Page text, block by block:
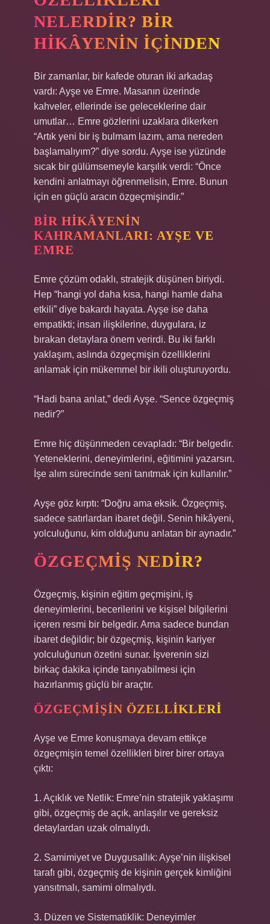
NELERDIR? BIR
HIKÂYENIN İÇINDEN
Bir zamanlar, bir kafede oturan iki arkadaş
vardı: Ayşe ve Emre. Masanın üzerinde
kahveler, ellerinde ise geleceklerine dair
umutlar… Emre gözlerini uzaklara dikerken
“Artık yeni bir iş bulmam lazım, ama nereden
başlamalıyım?” diye sordu. Ayşe ise yüzünde
sıcak bir gülümsemeyle karşılık verdi: “Önce
kendini anlatmayı öğrenmelisin, Emre. Bunun
için en güçlü aracın özgeçmişindir.”
BIR HIKÂYENIN
KAHRAMANLARI: AYŞE VE
EMRE
Emre çözüm odaklı, stratejik düşünen biriydi.
Hep “hangi yol daha kısa, hangi hamle daha
etkili” diye bakardı hayata. Ayşe ise daha
empatikti; insan ilişkilerine, duygulara, iz
bırakan detaylara önem verirdi. Bu iki farklı
yaklaşım, aslında özgeçmişin özelliklerini
anlamak için mükemmel bir ikili oluşturuyordu.
“Hadi bana anlat,” dedi Ayşe. “Sence özgeçmiş
nedir?”
Emre hiç düşünmeden cevapladı: “Bir belgedir.
Yeteneklerini, deneyimlerini, eğitimini yazarsın.
İşe alım sürecinde seni tanıtmak için kullanılır.”
Ayşe göz kırptı: “Doğru ama eksik. Özgeçmiş,
sadece satırlardan ibaret değil. Senin hikâyeni,
yolculuğunu, kim olduğunu anlatan bir aynadır.”
ÖZGEÇMIŞ NEDIR?
Özgeçmiş, kişinin eğitim geçmişini, iş
deneyimlerini, becerilerini ve kişisel bilgilerini
içeren resmi bir belgedir. Ama sadece bundan
ibaret değildir; bir özgeçmiş, kişinin kariyer
yolculuğunun özetini sunar. İşverenin sizi
birkaç dakika içinde tanıyabilmesi için
hazırlanmış güçlü bir araçtır.
ÖZGEÇMIŞIN ÖZELLIKLERI
Ayşe ve Emre konuşmaya devam ettikçe
özgeçmişin temel özellikleri birer birer ortaya
çıktı:
1. Açıklık ve Netlik: Emre’nin stratejik yaklaşımı
gibi, özgeçmiş de açık, anlaşılır ve gereksiz
detaylardan uzak olmalıydı.
2. Samimiyet ve Duygusallık: Ayşe’nin ilişkisel
tarafı gibi, özgeçmiş de kişinin gerçek kimliğini
yansıtmalı, samimi olmalıydı.
3. Düzen ve Sistematiklik: Deneyimler